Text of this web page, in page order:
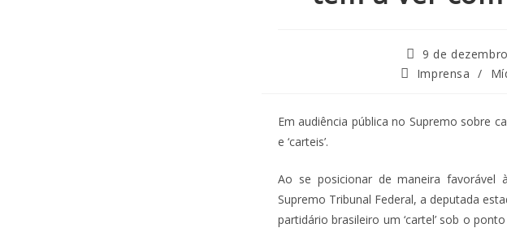
9 de
Imprensa /
Em audiência pública no Supremo sobre
e ‘carteis’.
Ao se posicionar de maneira favorável
Supremo Tribunal Federal, a deputada
partidário brasileiro um ‘cartel’ sob o